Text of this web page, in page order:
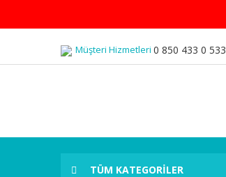
Müşteri Hizmetleri 0 850 433 0 533
TÜM KATEGORİLER